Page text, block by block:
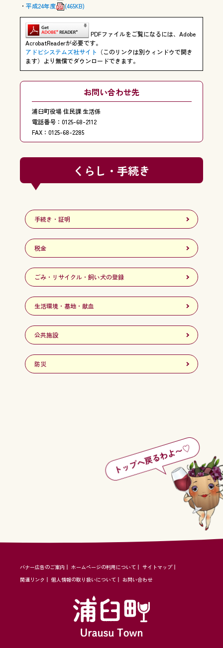
平成24年度
(465KB)
PDFファイルをご覧になるには、Adobe
AcrobatReaderが必要です。
アドビシステムズ社サイト （このリンクは別ウィンドウで開き
ます）より無償でダウンロードできます。
お問い合わせ先
浦臼町役場 住民課 生活係
電話番号：0125-68-2112
FAX：0125-68-2285
くらし・手続き
手続き・証明
税金
ごみ・リサイクル・飼い犬の登録
生活環境・墓地・献血
公共施設
防災
バナー広告のご案内 ホームページの利用について
サイトマップ
関連リンク
個人情報の取り扱いについて お問い合わせ